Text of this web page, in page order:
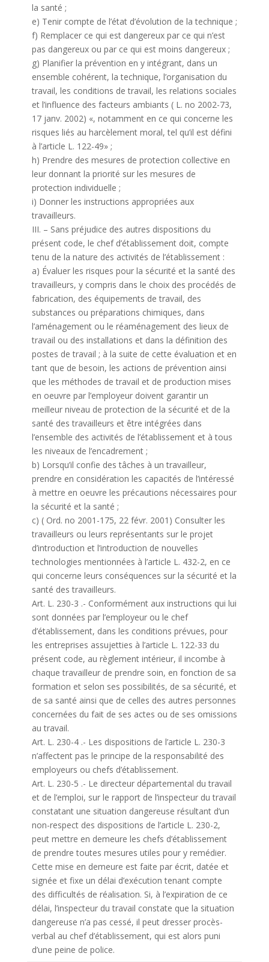
la santé ;
e) Tenir compte de l’état d’évolution de la technique ;
f) Remplacer ce qui est dangereux par ce qui n’est
pas dangereux ou par ce qui est moins dangereux ;
g) Planifier la prévention en y intégrant, dans un
ensemble cohérent, la technique, l’organisation du
travail, les conditions de travail, les relations sociales
et l’influence des facteurs ambiants ( L. no 2002-73,
17 janv. 2002) «, notamment en ce qui concerne les
risques liés au harcèlement moral, tel qu’il est défini
à l’article L. 122-49» ;
h) Prendre des mesures de protection collective en
leur donnant la priorité sur les mesures de
protection individuelle ;
i) Donner les instructions appropriées aux
travailleurs.
III. – Sans préjudice des autres dispositions du
présent code, le chef d’établissement doit, compte
tenu de la nature des activités de l’établissement :
a) Évaluer les risques pour la sécurité et la santé des
travailleurs, y compris dans le choix des procédés de
fabrication, des équipements de travail, des
substances ou préparations chimiques, dans
l’aménagement ou le réaménagement des lieux de
travail ou des installations et dans la définition des
postes de travail ; à la suite de cette évaluation et en
tant que de besoin, les actions de prévention ainsi
que les méthodes de travail et de production mises
en oeuvre par l’employeur doivent garantir un
meilleur niveau de protection de la sécurité et de la
santé des travailleurs et être intégrées dans
l’ensemble des activités de l’établissement et à tous
les niveaux de l’encadrement ;
b) Lorsqu’il confie des tâches à un travailleur,
prendre en considération les capacités de l’intéressé
à mettre en oeuvre les précautions nécessaires pour
la sécurité et la santé ;
c) ( Ord. no 2001-175, 22 févr. 2001) Consulter les
travailleurs ou leurs représentants sur le projet
d’introduction et l’introduction de nouvelles
technologies mentionnées à l’article L. 432-2, en ce
qui concerne leurs conséquences sur la sécurité et la
santé des travailleurs.
Art. L. 230-3 .- Conformément aux instructions qui lui
sont données par l’employeur ou le chef
d’établissement, dans les conditions prévues, pour
les entreprises assujetties à l’article L. 122-33 du
présent code, au règlement intérieur, il incombe à
chaque travailleur de prendre soin, en fonction de sa
formation et selon ses possibilités, de sa sécurité, et
de sa santé ainsi que de celles des autres personnes
concernées du fait de ses actes ou de ses omissions
au travail.
Art. L. 230-4 .- Les dispositions de l’article L. 230-3
n’affectent pas le principe de la responsabilité des
employeurs ou chefs d’établissement.
Art. L. 230-5 .- Le directeur départemental du travail
et de l’emploi, sur le rapport de l’inspecteur du travail
constatant une situation dangereuse résultant d’un
non-respect des dispositions de l’article L. 230-2,
peut mettre en demeure les chefs d’établissement
de prendre toutes mesures utiles pour y remédier.
Cette mise en demeure est faite par écrit, datée et
signée et fixe un délai d’exécution tenant compte
des difficultés de réalisation. Si, à l’expiration de ce
délai, l’inspecteur du travail constate que la situation
dangereuse n’a pas cessé, il peut dresser procès-
verbal au chef d’établissement, qui est alors puni
d’une peine de police.